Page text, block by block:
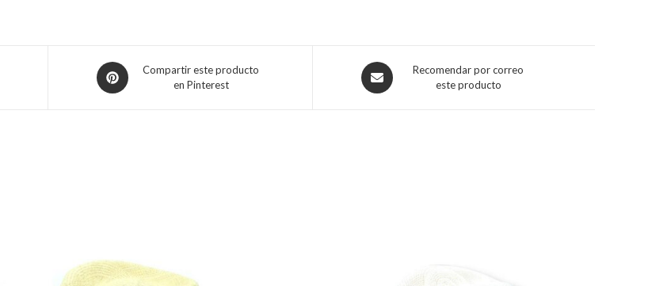
Opens
in
Compartir este producto
en Pinterest
Opens
in
Recomendar por correo
este producto